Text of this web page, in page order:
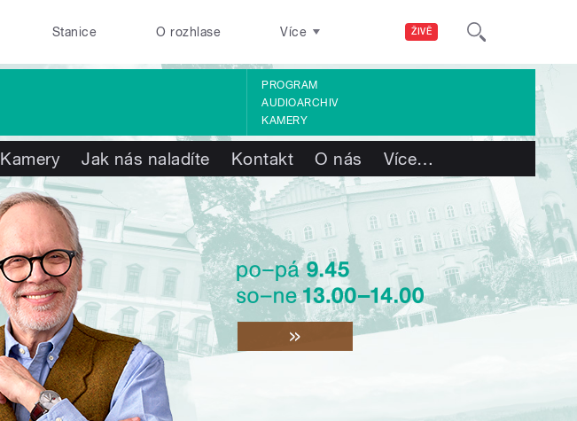
ŽIVĚ
Stanice O rozhlase Více
PROGRAM
AUDIOARCHIV
KAMERY
Kamery Jak nás naladíte Kontakt O nás Více…